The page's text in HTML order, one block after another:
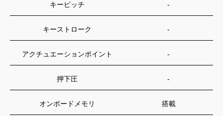
キーピッチ -
キーストローク -
アクチュエーションポイント -
押下圧 -
オンボードメモリ 搭載